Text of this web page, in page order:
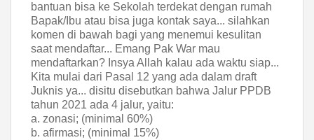
bantuan bisa ke Sekolah terdekat dengan rumah
Bapak/Ibu atau bisa juga kontak saya... silahkan
komen di bawah bagi yang menemui kesulitan
saat mendaftar... Emang Pak War mau
mendaftarkan? Insya Allah kalau ada waktu siap...
Kita mulai dari Pasal 12 yang ada dalam draft
Juknis ya... disitu disebutkan bahwa Jalur PPDB
tahun 2021 ada 4 jalur, yaitu:
a. zonasi; (minimal 60%)
b. afirmasi; (minimal 15%)